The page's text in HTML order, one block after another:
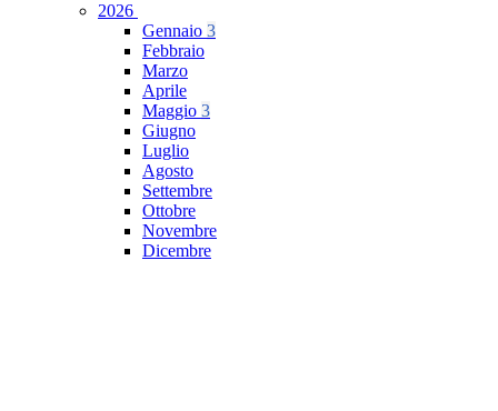
2026
Gennaio 3
Febbraio
Marzo
Aprile
Maggio 3
Giugno
Luglio
Agosto
Settembre
Ottobre
Novembre
Dicembre